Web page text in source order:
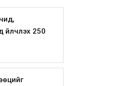
үйлчлэх 250